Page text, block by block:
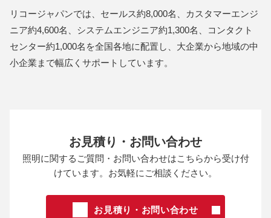
リコージャパンでは、セールス約8,000名、カスタマーエンジ
ニア約4,600名、システムエンジニア約1,300名、コンタクト
センター約1,000名を全国各地に配置し、大企業から地域の中
小企業まで幅広くサポートしています。
お見積り・お問い合わせ
照明に関するご質問・お問い合わせはこちらから受け付
けています。お気軽にご相談ください。
お見積り・お問い合わせ